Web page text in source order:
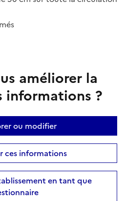
améliorer la
informations ?
ou modifier
ces informations
en tant que